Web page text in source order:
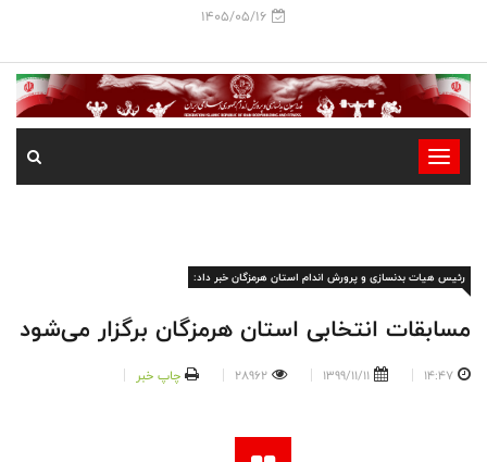
1405/05/16
-
-
-
-
رئیس هیات بدنسازی و پرورش اندام استان هرمزگان خبر داد:
مسابقات انتخابی استان هرمزگان برگزار می‌شود
14:47
1399/11/11
28962 چاپ خبر